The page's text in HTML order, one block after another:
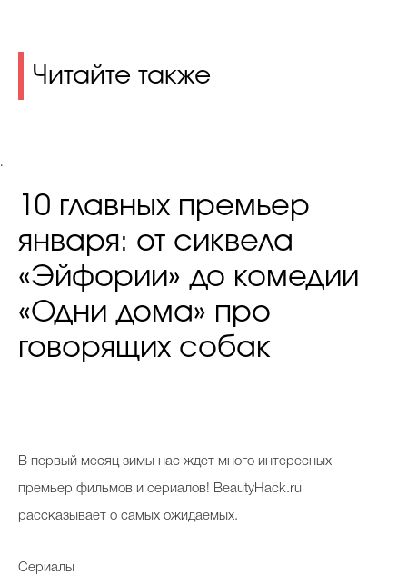
Читайте также
.
10 главных премьер
января: от сиквела
«Эйфории» до комедии
«Одни дома» про
говорящих собак
В первый месяц зимы нас ждет много интересных
премьер фильмов и сериалов! BeautyHack.ru
рассказывает о самых ожидаемых.
Сериалы